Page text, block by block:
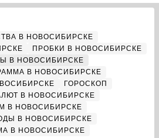
В НОВОСИБИРСКЕ
ПРОБКИ В НОВОСИБИРСКЕ
В НОВОСИБИРСКЕ
В НОВОСИБИРСКЕ
ГОРОСКОП
В НОВОСИБИРСКЕ
В НОВОСИБИРСКЕ
В НОВОСИБИРСКЕ
В НОВОСИБИРСКЕ